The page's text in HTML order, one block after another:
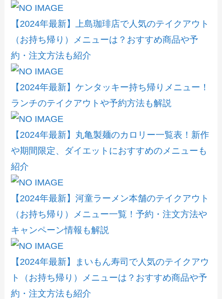
【2024年最新】上島珈琲店で人気のテイクアウト
（お持ち帰り）メニューは？おすすめ商品や予
約・注文方法も紹介
【2024年最新】ケンタッキー持ち帰りメニュー！
ランチのテイクアウトや予約方法も解説
【2024年最新】丸亀製麺のカロリー一覧表！新作
や期間限定、ダイエットにおすすめのメニューも
紹介
【2024年最新】河童ラーメン本舗のテイクアウト
（お持ち帰り）メニュー一覧！予約・注文方法や
キャンペーン情報も解説
【2024年最新】まいもん寿司で人気のテイクアウ
ト（お持ち帰り）メニューは？おすすめ商品や予
約・注文方法も紹介